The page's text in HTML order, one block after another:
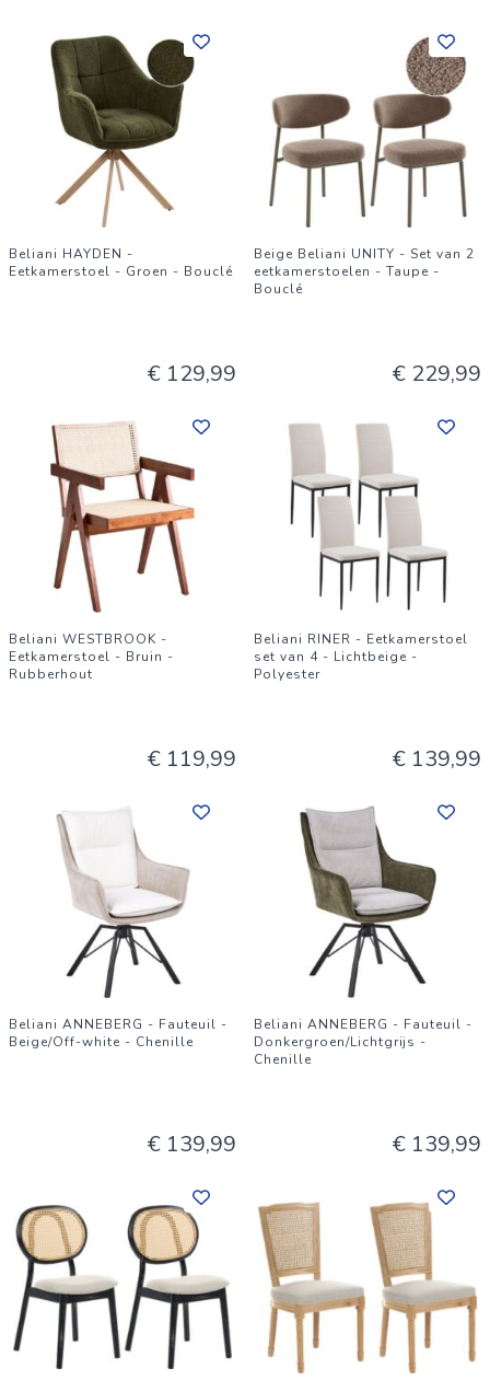
Beliani HAYDEN -
Eetkamerstoel - Groen - Bouclé
€ 129,99
Beige Beliani UNITY - Set van 2
eetkamerstoelen - Taupe -
Bouclé
€ 229,99
Beliani WESTBROOK -
Eetkamerstoel - Bruin -
Rubberhout
€ 119,99
Beliani RINER - Eetkamerstoel
set van 4 - Lichtbeige -
Polyester
€ 139,99
Beliani ANNEBERG - Fauteuil -
Beige/Off-white - Chenille
€ 139,99
Beliani ANNEBERG - Fauteuil -
Donkergroen/Lichtgrijs -
Chenille
€ 139,99